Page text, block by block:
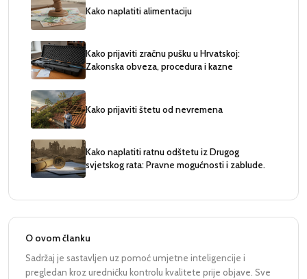
Kako naplatiti alimentaciju
Kako prijaviti zračnu pušku u Hrvatskoj:
Zakonska obveza, procedura i kazne
Kako prijaviti štetu od nevremena
Kako naplatiti ratnu odštetu iz Drugog
svjetskog rata: Pravne mogućnosti i zablude.
O ovom članku
Sadržaj je sastavljen uz pomoć umjetne inteligencije i
pregledan kroz uredničku kontrolu kvalitete prije objave. Sve